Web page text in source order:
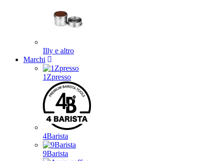
Illy e altro
Marchi
1Zpresso
4Barista
9Barista